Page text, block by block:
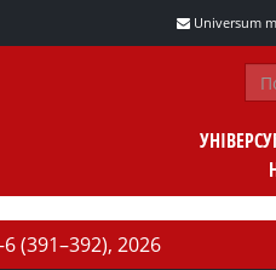
Universum
(391–392), 2026